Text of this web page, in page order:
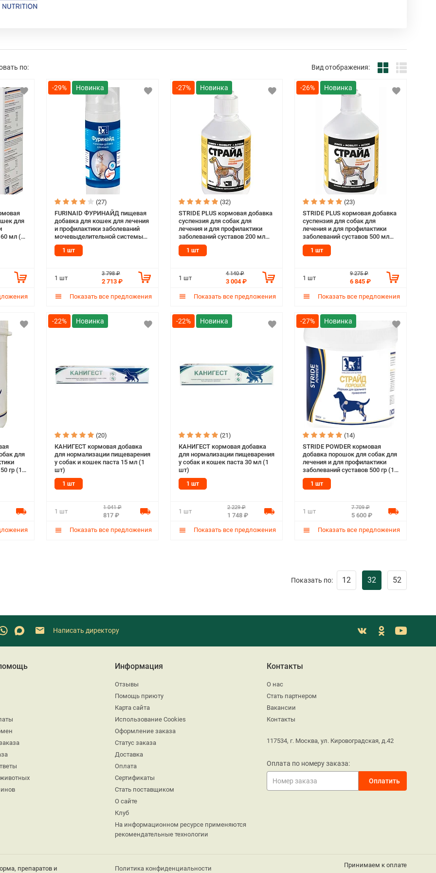
по: Вид отображения:
для
мл (1
-29%
(27)
FURINAID ФУРИНАЙД пищевая
добавка для кошек для лечения
и профилактики заболеваний
мочевыделительной системы
150 мл (1 шт)
1 шт
1 шт
3 798 ₽
2 713 ₽
Показать все предложения
-27%
(32)
STRIDE PLUS кормовая добавка
суспензия для собак для
лечения и для профилактики
заболеваний суставов 200 мл
TRM (1 шт)
1 шт
1 шт
4 140 ₽
3 004 ₽
Показать все предложения
-26%
(23)
STRIDE PLUS кормовая добавка
суспензия для собак для
лечения и для профилактики
заболеваний суставов 500 мл
TRM (1 шт)
1 шт
1 шт
9 275 ₽
6 845 ₽
Показать все предложения
для
гр (1
-22%
(20)
КАНИГЕСТ кормовая добавка
для нормализации пищеварения
у собак и кошек паста 15 мл (1
шт)
1 шт
1 шт
1 041 ₽
817 ₽
Показать все предложения
-22%
(21)
КАНИГЕСТ кормовая добавка
для нормализации пищеварения
у собак и кошек паста 30 мл (1
шт)
1 шт
1 шт
2 229 ₽
1 748 ₽
Показать все предложения
-27%
(14)
STRIDE POWDER кормовая
добавка порошок для собак для
лечения и для профилактики
заболеваний суставов 500 гр (1
шт)
1 шт
1 шт
7 709 ₽
5 600 ₽
Показать все предложения
Показать по: 12 32 52
Написать директору
Информация
Отзывы
Помощь приюту
Карта сайта
Использование Cookies
Оформление заказа
Статус заказа
Доставка
Оплата
Сертификаты
Стать поставщиком
О сайте
Клуб
На информационном ресурсе применяются
рекомендательные технологии
Контакты
О нас
Стать партнером
Вакансии
Контакты
117534, г. Москва, ул. Кировоградская, д.42
Оплата по номеру заказа:
препаратов и Политика конфиденциальности Принимаем к оплате